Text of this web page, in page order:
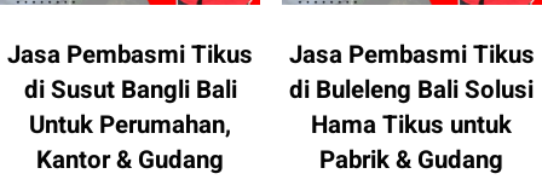
Jasa Pembasmi Tikus
di Susut Bangli Bali
Untuk Perumahan,
Kantor & Gudang
Jasa Pembasmi Tikus
di Buleleng Bali Solusi
Hama Tikus untuk
Pabrik & Gudang